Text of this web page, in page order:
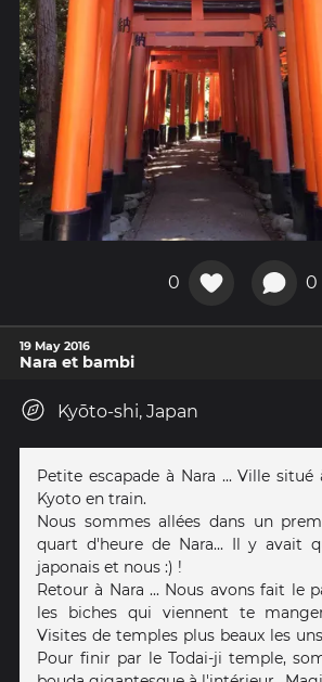
0 0
19 May 2016
Nara et bambi
Kyōto-shi, Japan
Petite escapade à Nara ... Ville
Kyoto en train.
Nous sommes allées dans un
quart d'heure de Nara... Il y avait
japonais et nous :) !
Retour à Nara ... Nous avons fait le
les biches qui viennent te
Visites de temples plus beaux les
Pour finir par le Todai-ji temple,